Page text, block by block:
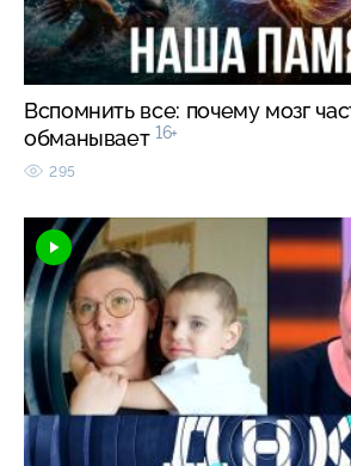
Вспомнить все: почему мозг
обманывает 16+
295